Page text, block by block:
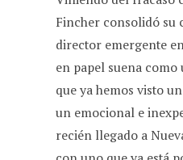
Fincher consolidó su
director emergente
en papel suena
que ya hemos visto
un emocional e
recién llegado a